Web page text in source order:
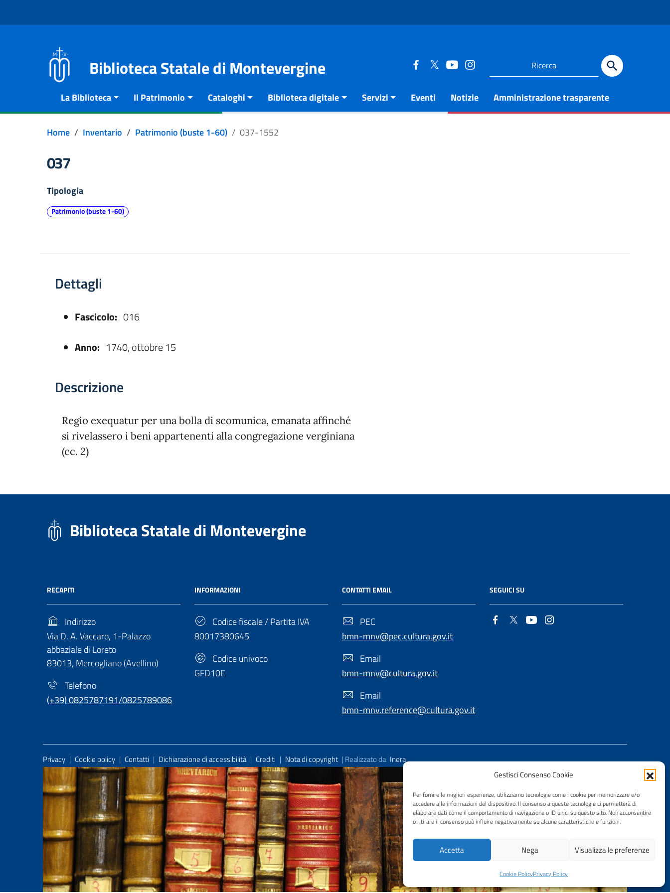
Gestisci Consenso Cookie
Per fornire le migliori esperienze, utilizziamo tecnologie come i cookie per memorizzare e/o
accedere alle informazioni del dispositivo. Il consenso a queste tecnologie ci permetterà di
elaborare dati come il comportamento di navigazione o ID unici su questo sito. Non acconsentire
o ritirare il consenso può influire negativamente su alcune caratteristiche e funzioni.
Accetta Nega Visualizza le preferenze
Cookie PolicyPrivacy Policy
Biblioteca Statale di Montevergine
La Biblioteca Il Patrimonio Cataloghi Biblioteca digitale Servizi Eventi Notizie Amministrazione trasparente
Home Inventario Patrimonio (buste 1-60) 037-1552
037
Tipologia
Patrimonio (buste 1-60)
Dettagli
Fascicolo: 016
Anno: 1740, ottobre 15
Descrizione
Regio exequatur per una bolla di scomunica, emanata affinché
si rivelassero i beni appartenenti alla congregazione verginiana
(cc. 2)
Biblioteca Statale di Montevergine
RECAPITI
Indirizzo
Via D. A. Vaccaro, 1-Palazzo
abbaziale di Loreto
83013, Mercogliano (Avellino)
Telefono
(+39) 0825787191/0825789086
INFORMAZIONI
Codice fiscale / Partita IVA
80017380645
Codice univoco
GFD10E
CONTATTI EMAIL
PEC
bmn-mnv@pec.cultura.gov.it
Email
bmn-mnv@cultura.gov.it
Email
bmn-mnv.reference@cultura.gov.it
SEGUICI SU
Useful Links Section
Privacy | Cookie policy | Contatti | Dichiarazione di accessibilità | Crediti | Nota di copyright | Realizzato da Inera